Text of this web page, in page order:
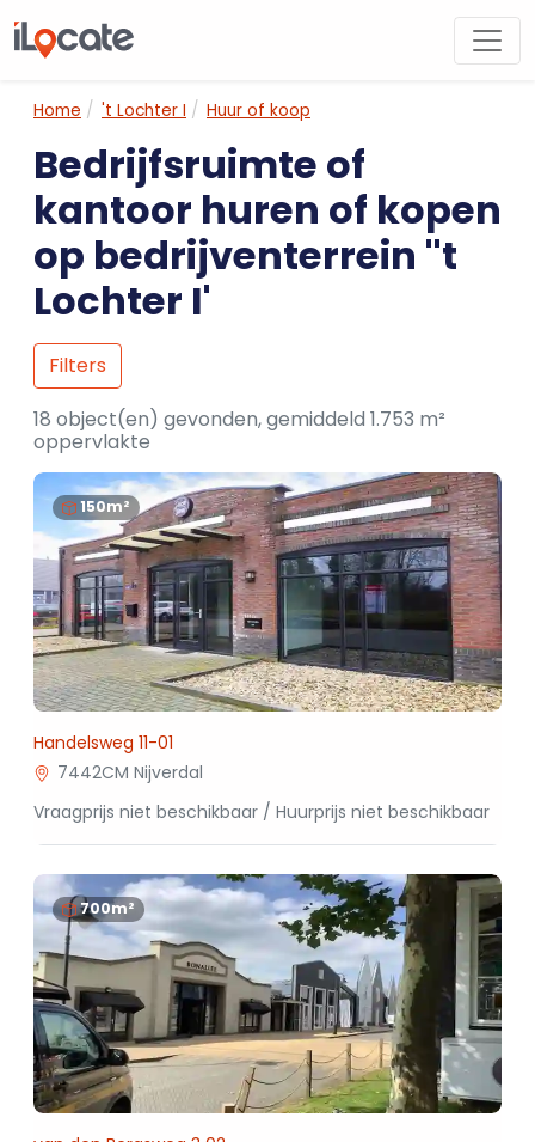
Home 't Lochter I Huur of koop
Bedrijfsruimte of
kantoor huren of kopen
op bedrijventerrein ''t
Lochter I'
Filters
18 object(en) gevonden, gemiddeld 1.753 m²
oppervlakte
150m²
Handelsweg 11-01
7442CM Nijverdal
Vraagprijs niet beschikbaar / Huurprijs niet beschikbaar
700m²